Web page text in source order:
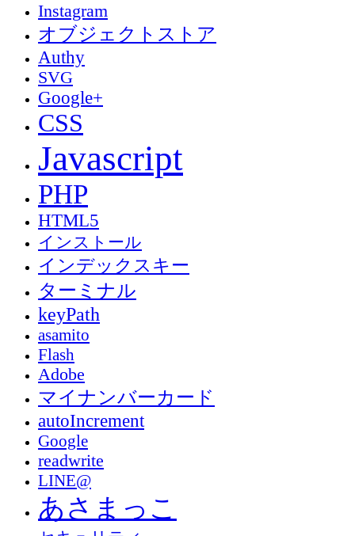
Instagram
オブジェクトストア
Authy
SVG
Google+
CSS
Javascript
PHP
HTML5
インストール
インデックスキー
ターミナル
keyPath
asamito
Flash
Adobe
マイナンバーカード
autoIncrement
Google
readwrite
LINE@
あさまっこ